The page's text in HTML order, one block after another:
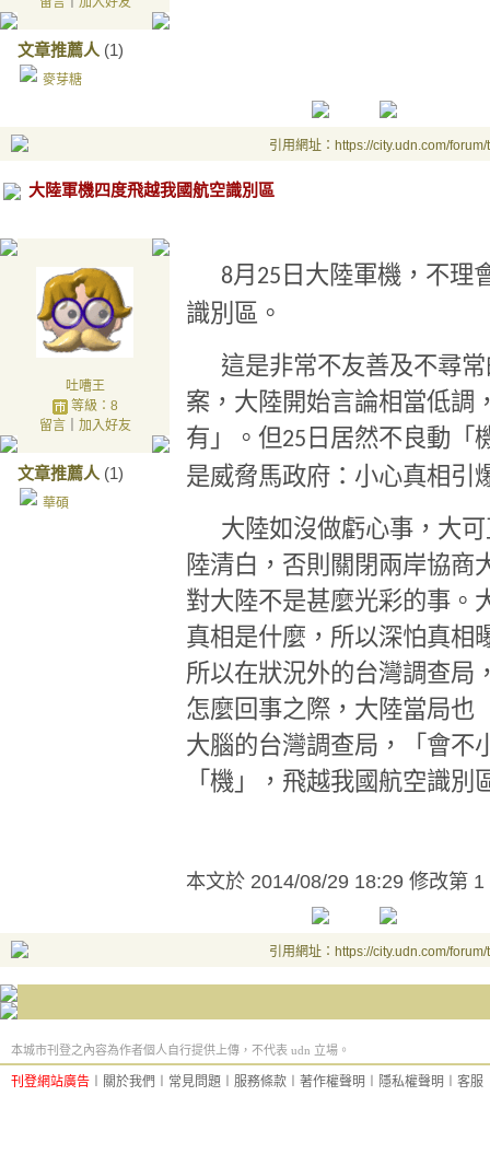
文章推薦人 (1)
麥芽糖
引用網址：https://city.udn.com/
大陸軍機四度飛越我國航空識別區
吐嘈王
等級：8
留言｜ 加入好友
文章推薦人 (1)
華碩
8月25 日大陸軍機 ，不理
識別區 。
這是非常不友善及不尋
案， 大陸開始言論相當低調
有」。但25 日居然不良動
是威脅馬政府：小心真相引
大陸如沒做虧心事 ，大
陸清白 ，否則關閉兩岸協
對大陸不是甚麼光彩的事。
真相是什麼，所以深怕真相
所以在狀況外的台灣調查局
怎麼回事之際，大陸當局也
大腦的台灣調查局，「會不
「機」， 飛越我國航空識別
本文於 2014/08/29 18:29 修改第 1
引用網址：https://city.udn.com/
本城市刊登之內容為作者個人自行提供上傳，不代表 udn 立場。
刊登網站廣告 關於我們 常見問題 服務條款 著作權聲明 隱私權聲明 客服